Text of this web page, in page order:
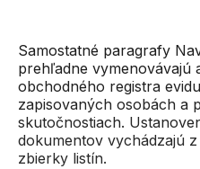
Samostatné paragrafy
prehľadne vymenovávajú
obchodného registra
zapisovaných osobách a
skutočnostiach.
dokumentov vychádzajú
zbierky listín.